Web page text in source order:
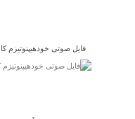
فایل صوتی